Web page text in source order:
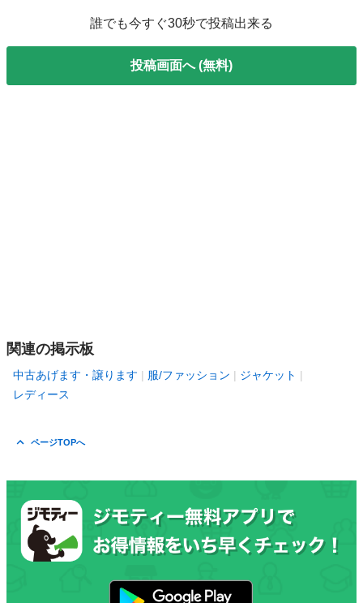
誰でも今すぐ30秒で投稿出来る
投稿画面へ (無料)
関連の掲示板
中古あげます・譲ります 服/ファッション
ジャケット
レディース
ページTOPへ